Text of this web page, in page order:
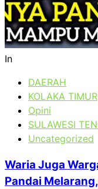
In
DAERAH
KOLAKA TIMUR
Opini
SULAWESI
Uncategorized
Waria Juga
Pandai